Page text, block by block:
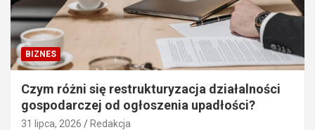
BIZNES
Czym różni się restrukturyzacja działalności
gospodarczej od ogłoszenia upadłości?
31 lipca, 2026 Redakcja